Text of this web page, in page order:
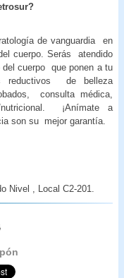
de vanguardia en
cuerpo. Serás atendido
del cuerpo que ponen a tu
reductivos de belleza
consulta médica,
¡Anímate a
son su mejor garantía.
Nivel , Local C2-201.